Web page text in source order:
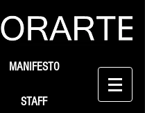
STAFF
MANIFESTO